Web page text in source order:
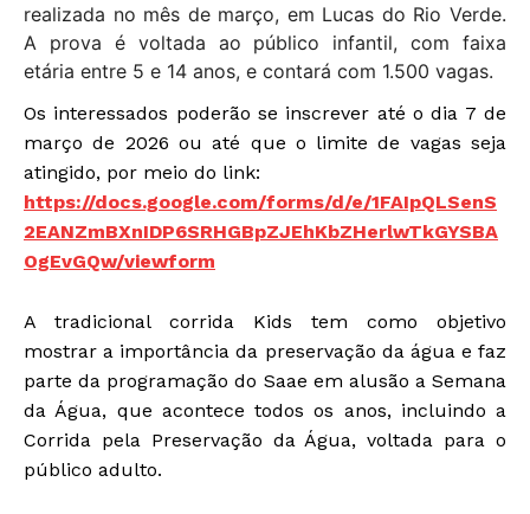
realizada no mês de março, em Lucas do Rio Verde.
A prova é voltada ao público infantil, com faixa
etária entre 5 e 14 anos, e contará com 1.500 vagas.
Os interessados poderão se inscrever até o dia 7 de
março de 2026 ou até que o limite de vagas seja
atingido, por meio do link:
https://docs.google.com/forms/d/e/1FAIpQLSenS
2EANZmBXnIDP6SRHGBpZJEhKbZHerlwTkGYSBA
OgEvGQw/viewform
A tradicional corrida Kids tem como objetivo
mostrar a importância da preservação da água e faz
parte da programação do Saae em alusão a Semana
da Água, que acontece todos os anos, incluindo a
Corrida pela Preservação da Água, voltada para o
público adulto.